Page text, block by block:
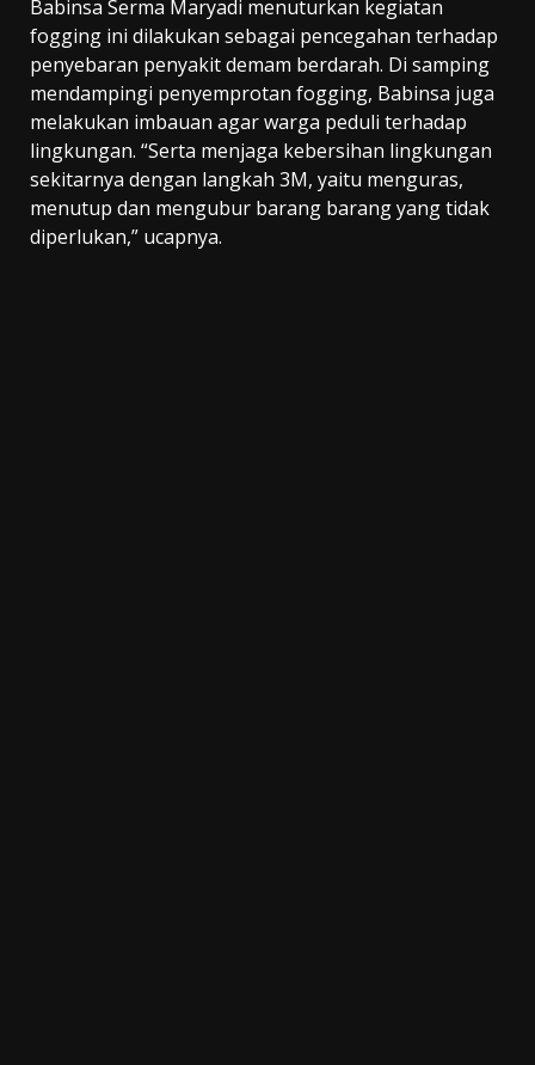
Babinsa Serma Maryadi menuturkan kegiatan
fogging ini dilakukan sebagai pencegahan terhadap
penyebaran penyakit demam berdarah. Di samping
mendampingi penyemprotan fogging, Babinsa juga
melakukan imbauan agar warga peduli terhadap
lingkungan. “Serta menjaga kebersihan lingkungan
sekitarnya dengan langkah 3M, yaitu menguras,
menutup dan mengubur barang barang yang tidak
diperlukan,” ucapnya.